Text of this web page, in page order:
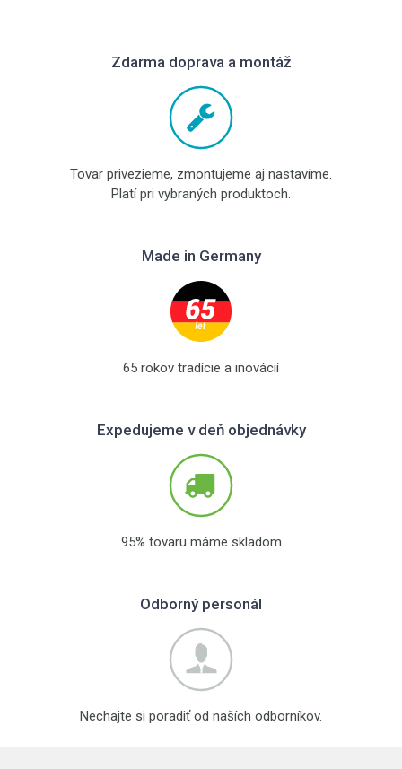
Zdarma doprava a montáž
Tovar privezieme, zmontujeme aj nastavíme.
Platí pri vybraných produktoch.
Made in Germany
65 rokov tradície a inovácií
Expedujeme v deň objednávky
95% tovaru máme skladom
Odborný personál
Nechajte si poradiť od naších odborníkov.